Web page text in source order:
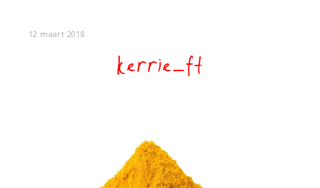
12 maart 2018
kerrie_ft